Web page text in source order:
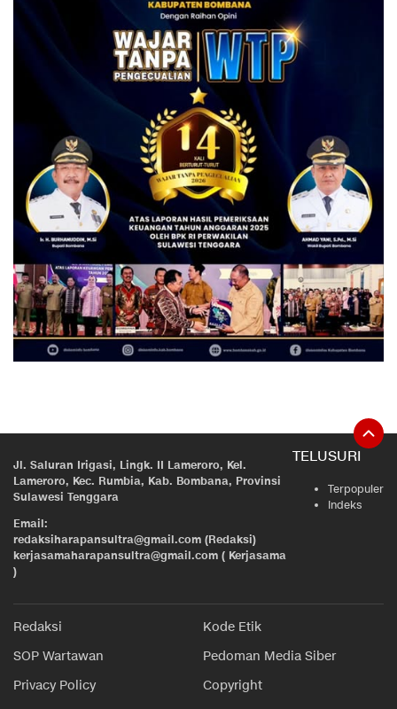
Jl. Saluran Irigasi, Lingk. II Lameroro, Kel.
Lameroro, Kec. Rumbia, Kab. Bombana, Provinsi
Sulawesi Tenggara
Email:
redaksiharapansultra@gmail.com (Redaksi)
kerjasamaharapansultra@gmail.com ( Kerjasama
)
TELUSURI
Terpopuler
Indeks
Redaksi
Kode Etik
SOP Wartawan
Pedoman Media Siber
Privacy Policy
Copyright